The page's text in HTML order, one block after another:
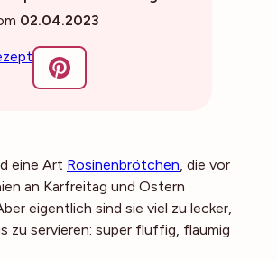
02.04.2023
eine Art Rosinenbrötchen, die vor
an Karfreitag und Ostern
eigentlich sind sie viel zu lecker,
zu servieren: super fluffig, flaumig